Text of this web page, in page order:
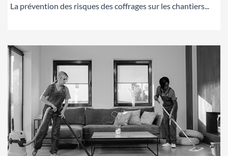
La prévention des risques des coffrages sur les chantiers...